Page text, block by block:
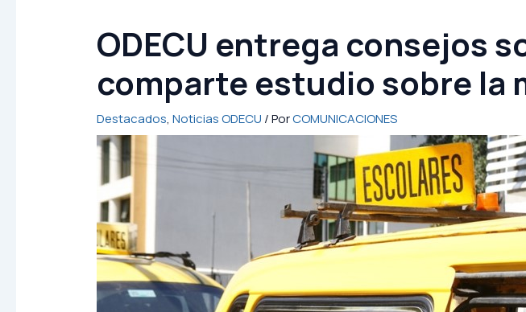
ODECU entrega consejos
comparte estudio sobre la
Destacados,Noticias ODECU / PorCOMUNICACIONES